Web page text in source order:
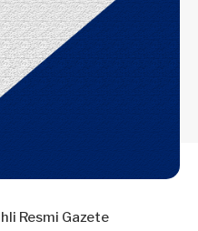
Resmi Gazete